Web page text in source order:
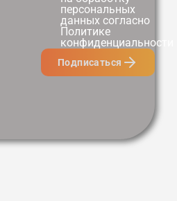
персональных
данных согласно
Политике
конфиденциальности
Подписаться